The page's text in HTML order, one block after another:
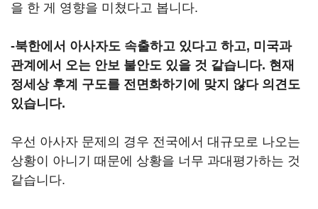
을 한 게 영향을 미쳤다고 봅니다.
-북한에서 아사자도 속출하고 있다고 하고, 미국과
관계에서 오는 안보 불안도 있을 것 같습니다. 현재
정세상 후계 구도를 전면화하기에 맞지 않다 의견도
있습니다.
우선 아사자 문제의 경우 전국에서 대규모로 나오는
상황이 아니기 때문에 상황을 너무 과대평가하는 것
같습니다.